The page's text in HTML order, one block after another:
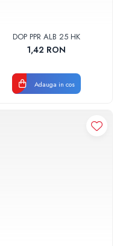
DOP PPR ALB 25 HK
1,42 RON
Adauga in cos